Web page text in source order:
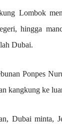
Lombok
hingga
Dubai.
Ponpes
kangkung ke
Dubai minta,